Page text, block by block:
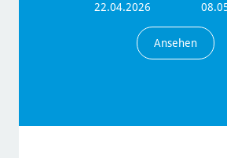
22.04.2026
Ansehen